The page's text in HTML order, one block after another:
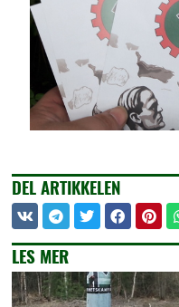
LES MER
DEL ARTIKKELEN